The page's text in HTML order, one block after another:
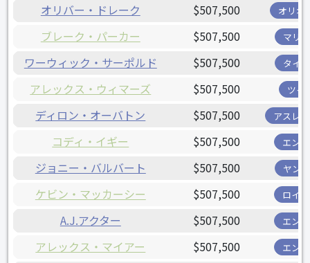
オリバー・ドレーク $507,500 オリオ
ブレーク・パーカー $507,500 マリ
ワーウィック・サーポルド $507,500 タイ
アレックス・ウィマーズ $507,500 ツイ
ディロン・オーバトン $507,500 アスレ
コディ・イギー $507,500 エン
ジョニー・バルバート $507,500 ヤン
ケビン・マッカーシー $507,500 ロイ
A.J.アクター $507,500 エン
アレックス・マイアー $507,500 エン